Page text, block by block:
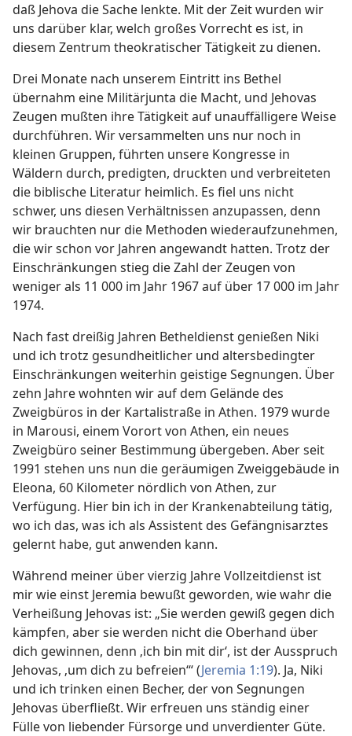
daß Jehova die Sache lenkte. Mit der Zeit wurden wir
uns darüber klar, welch großes Vorrecht es ist, in
diesem Zentrum theokratischer Tätigkeit zu dienen.
Drei Monate nach unserem Eintritt ins Bethel
übernahm eine Militärjunta die Macht, und Jehovas
Zeugen mußten ihre Tätigkeit auf unauffälligere Weise
durchführen. Wir versammelten uns nur noch in
kleinen Gruppen, führten unsere Kongresse in
Wäldern durch, predigten, druckten und verbreiteten
die biblische Literatur heimlich. Es fiel uns nicht
schwer, uns diesen Verhältnissen anzupassen, denn
wir brauchten nur die Methoden wiederaufzunehmen,
die wir schon vor Jahren angewandt hatten. Trotz der
Einschränkungen stieg die Zahl der Zeugen von
weniger als 11 000 im Jahr 1967 auf über 17 000 im Jahr
1974.
Nach fast dreißig Jahren Betheldienst genießen Niki
und ich trotz gesundheitlicher und altersbedingter
Einschränkungen weiterhin geistige Segnungen. Über
zehn Jahre wohnten wir auf dem Gelände des
Zweigbüros in der Kartalistraße in Athen. 1979 wurde
in Marousi, einem Vorort von Athen, ein neues
Zweigbüro seiner Bestimmung übergeben. Aber seit
1991 stehen uns nun die geräumigen Zweiggebäude in
Eleona, 60 Kilometer nördlich von Athen, zur
Verfügung. Hier bin ich in der Krankenabteilung tätig,
wo ich das, was ich als Assistent des Gefängnisarztes
gelernt habe, gut anwenden kann.
Während meiner über vierzig Jahre Vollzeitdienst ist
mir wie einst Jeremia bewußt geworden, wie wahr die
Verheißung Jehovas ist: „Sie werden gewiß gegen dich
kämpfen, aber sie werden nicht die Oberhand über
dich gewinnen, denn ‚ich bin mit dir‘, ist der Ausspruch
Jehovas, ‚um dich zu befreien‘“ (Jeremia 1:19). Ja, Niki
und ich trinken einen Becher, der von Segnungen
Jehovas überfließt. Wir erfreuen uns ständig einer
Fülle von liebender Fürsorge und unverdienter Güte.